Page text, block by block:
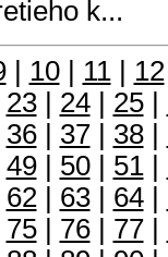
k...
| 10| 11| 12
23| 24| 25|
36| 37| 38|
49| 50| 51|
62| 63| 64|
75| 76| 77|